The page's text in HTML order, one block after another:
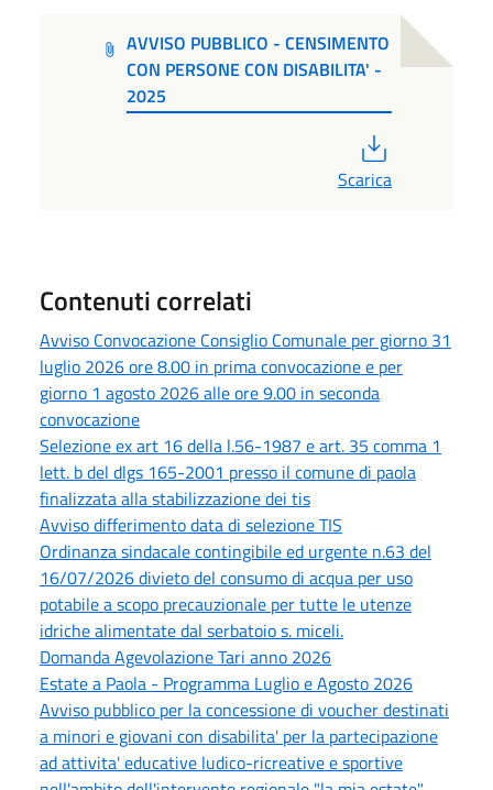
AVVISO PUBBLICO - CENSIMENTO
CON PERSONE CON DISABILITA' -
2025
Scarica
Contenuti correlati
Avviso Convocazione Consiglio Comunale per giorno 31
luglio 2026 ore 8.00 in prima convocazione e per
giorno 1 agosto 2026 alle ore 9.00 in seconda
convocazione
Selezione ex art 16 della l.56-1987 e art. 35 comma 1
lett. b del dlgs 165-2001 presso il comune di paola
finalizzata alla stabilizzazione dei tis
Avviso differimento data di selezione TIS
Ordinanza sindacale contingibile ed urgente n.63 del
16/07/2026 divieto del consumo di acqua per uso
potabile a scopo precauzionale per tutte le utenze
idriche alimentate dal serbatoio s. miceli.
Domanda Agevolazione Tari anno 2026
Estate a Paola - Programma Luglio e Agosto 2026
Avviso pubblico per la concessione di voucher destinati
a minori e giovani con disabilita' per la partecipazione
ad attivita' educative ludico-ricreative e sportive